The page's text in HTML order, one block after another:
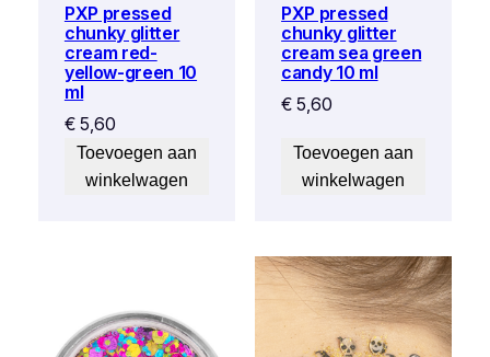
PXP pressed
chunky glitter
cream red-
yellow-green 10
ml
€5,60
Toevoegen aan
winkelwagen
PXP pressed
chunky glitter
cream sea green
candy 10 ml
€ 5,60
Toevoegen aan
winkelwagen